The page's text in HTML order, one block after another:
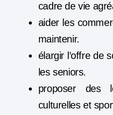
cadre de vie
aider les
maintenir.
élargir l’offre de
les seniors.
proposer des
culturelles et